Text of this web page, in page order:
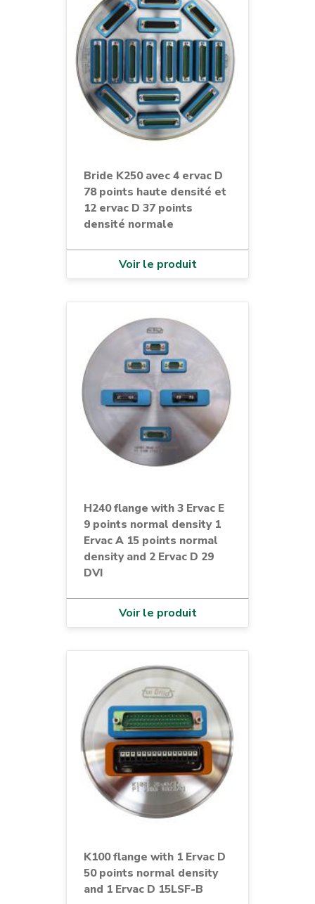
Bride K250 avec 4 ervac D
78 points haute densité et
12 ervac D 37 points
densité normale
Voir le produit
H240 flange with 3 Ervac E
9 points normal density 1
Ervac A 15 points normal
density and 2 Ervac D 29
DVI
Voir le produit
K100 flange with 1 Ervac D
50 points normal density
and 1 Ervac D 15LSF-B